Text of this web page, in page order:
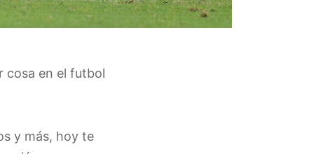
cosa en el futbol
y más, hoy te